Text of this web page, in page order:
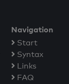
Navigation
Start
Syntax
Links
FAQ